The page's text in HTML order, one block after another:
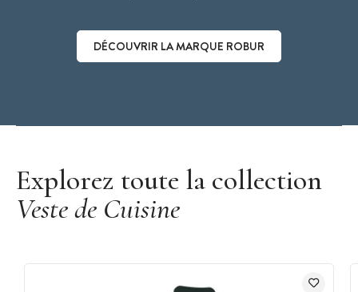
DÉCOUVRIR LA MARQUE ROBUR
Explorez toute la collection
Veste de Cuisine